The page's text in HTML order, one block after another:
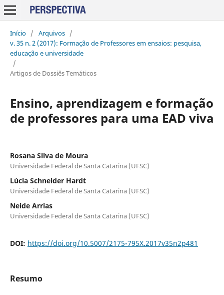
Início / Arquivos /
v. 35 n. 2 (2017): Formação de Professores em ensaios: pesquisa,
educação e universidade
/
Artigos de Dossiês Temáticos
Ensino, aprendizagem e formação
de professores para uma EAD viva
Rosana Silva de Moura
Universidade Federal de Santa Catarina (UFSC)
Lúcia Schneider Hardt
Universidade Federal de Santa Catarina (UFSC)
Neide Arrias
Universidade Federal de Santa Catarina (UFSC)
DOI: https://doi.org/10.5007/2175-795X.2017v35n2p481
Resumo